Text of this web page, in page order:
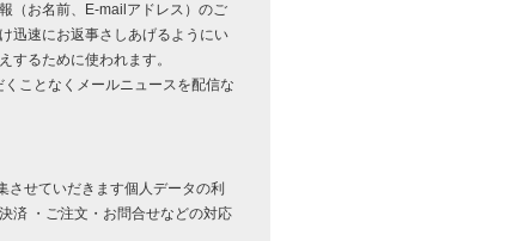
（お名前、E-mailアドレス）のご
迅速にお返事さしあげるようにい
するために使われます。
ことなくメールニュースを配信な
させていだきます個人データの利
済 ・ご注文・お問合せなどの対応